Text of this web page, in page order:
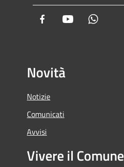
Facebook Youtube
Novità
Notizie
Comunicati
Avvisi
Vivere il Comune